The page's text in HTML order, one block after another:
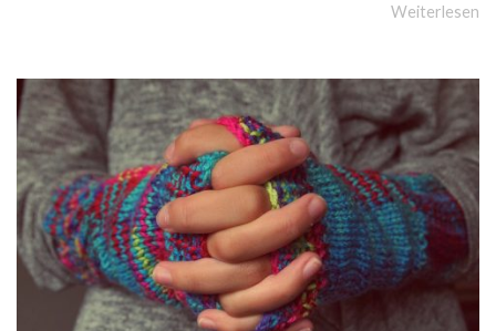
Weiterlesen